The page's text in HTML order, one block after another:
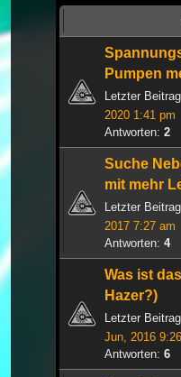
Pumpen
Letzter
2020 1:41 pm
Antworten: 2
Suche
mit mehr
Letzter
2017 7:27 am
Antworten: 4
Was ist
Hazer?)
Letzter
Jun, 2016
Antworten: 6